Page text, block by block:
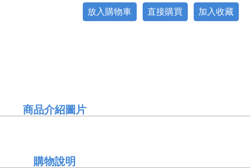
放入購物車 直接購買 加入收藏
商品介紹圖片
購物說明